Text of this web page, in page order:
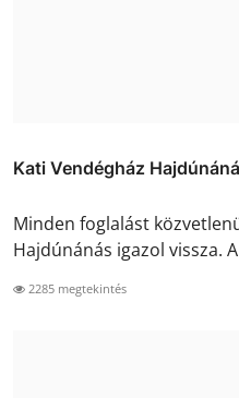
Kati Vendégház
Minden foglalást
Hajdúnánás igazol vissza.
2285 megtekintés